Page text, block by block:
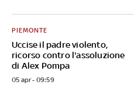
Uccise il padre violento,
ricorso contro l'assoluzione
di Alex Pompa
PIEMONTE
05 apr - 09:59